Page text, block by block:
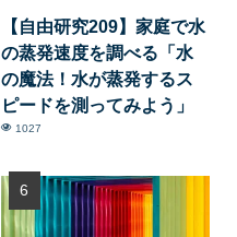
【自由研究209】家庭で水
の蒸発速度を調べる「水
の魔法！水が蒸発するス
ピードを測ってみよう」
1027